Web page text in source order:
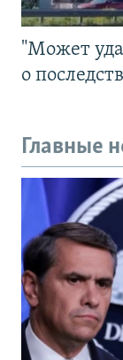
"Может
о
Главные